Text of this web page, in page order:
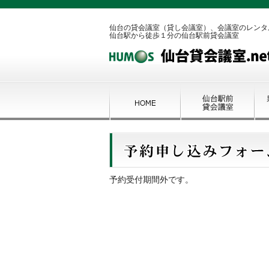
仙台の貸会議室（貸し会議室）、会議室のレン
仙台駅から徒歩１分の仙台駅前貸会議室
予約受付期間外です。